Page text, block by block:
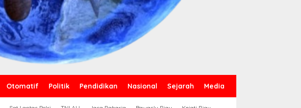
Otomatif Politik Pendidikan Nasional Sejarah Media